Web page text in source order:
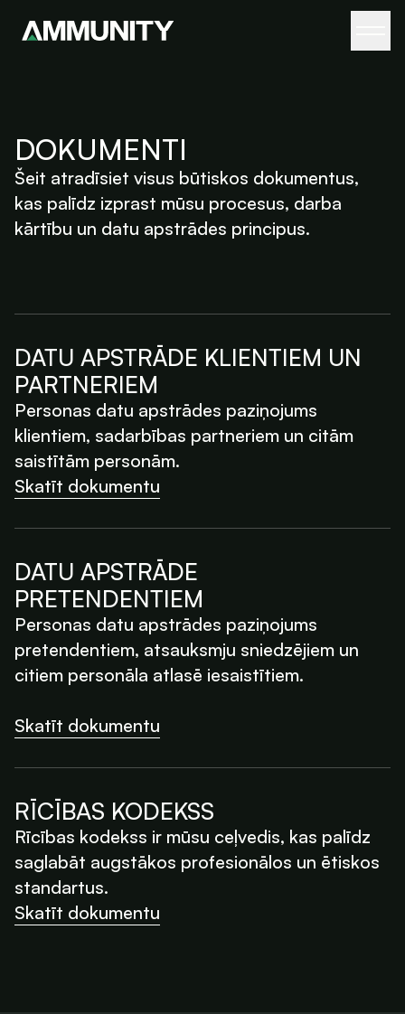
DOKUMENTI
Šeit atradīsiet visus būtiskos dokumentus,
kas palīdz izprast mūsu procesus, darba
kārtību un datu apstrādes principus.
DATU APSTRĀDE KLIENTIEM UN
PARTNERIEM
Personas datu apstrādes paziņojums
klientiem, sadarbības partneriem un citām
saistītām personām.
Skatīt dokumentu
DATU APSTRĀDE
PRETENDENTIEM
Personas datu apstrādes paziņojums
pretendentiem, atsauksmju sniedzējiem un
citiem personāla atlasē iesaistītiem.
Skatīt dokumentu
RĪCĪBAS KODEKSS
Rīcības kodekss ir mūsu ceļvedis, kas palīdz
saglabāt augstākos profesionālos un ētiskos
standartus.
Skatīt dokumentu